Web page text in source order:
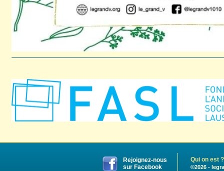
Rejoignez-nous
sur Facebook
Qui on est ?
©2026 -